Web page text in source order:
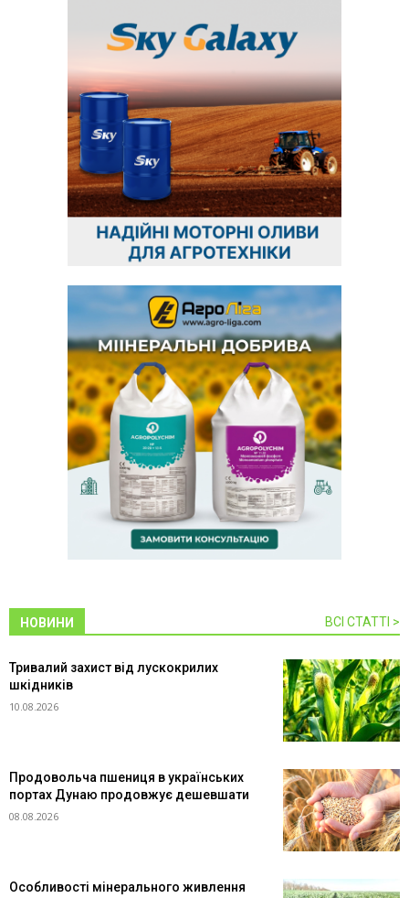
НОВИНИ ВСІ СТАТТІ >
Тривалий захист від лускокрилих
шкідників
10.08.2026
Продовольча пшениця в українських
портах Дунаю продовжує дешевшати
08.08.2026
Особливості мінерального живлення